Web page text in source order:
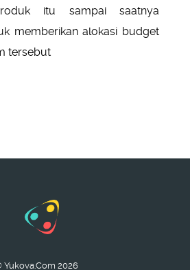
itu sampai saatnya
memberikan alokasi budget
tersebut
Yukova.Com 2026